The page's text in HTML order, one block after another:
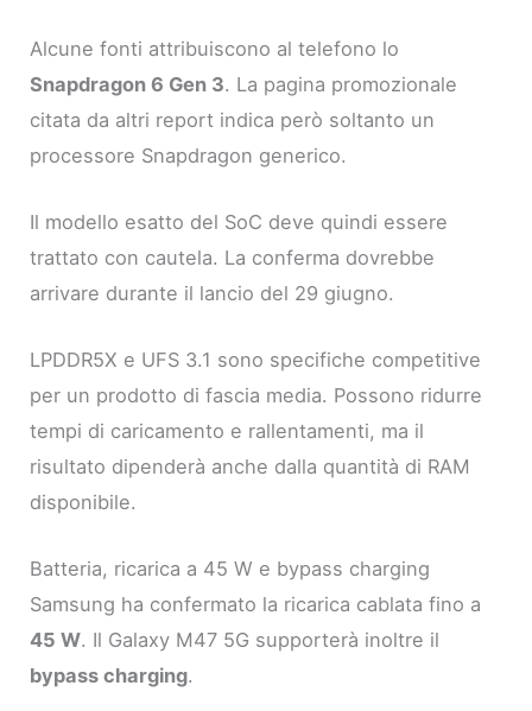
Alcune fonti attribuiscono al telefono lo
Snapdragon 6 Gen 3. La pagina promozionale
citata da altri report indica però soltanto un
processore Snapdragon generico.
Il modello esatto del SoC deve quindi essere
trattato con cautela. La conferma dovrebbe
arrivare durante il lancio del 29 giugno.
LPDDR5X e UFS 3.1 sono specifiche competitive
per un prodotto di fascia media. Possono ridurre
tempi di caricamento e rallentamenti, ma il
risultato dipenderà anche dalla quantità di RAM
disponibile.
Batteria, ricarica a 45 W e bypass charging
Samsung ha confermato la ricarica cablata fino a
45 W. Il Galaxy M47 5G supporterà inoltre il
bypass charging.